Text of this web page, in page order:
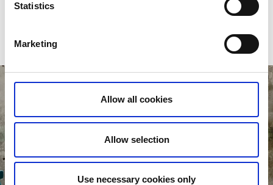
Statistics
Marketing
Allow all cookies
Allow selection
Use necessary cookies only